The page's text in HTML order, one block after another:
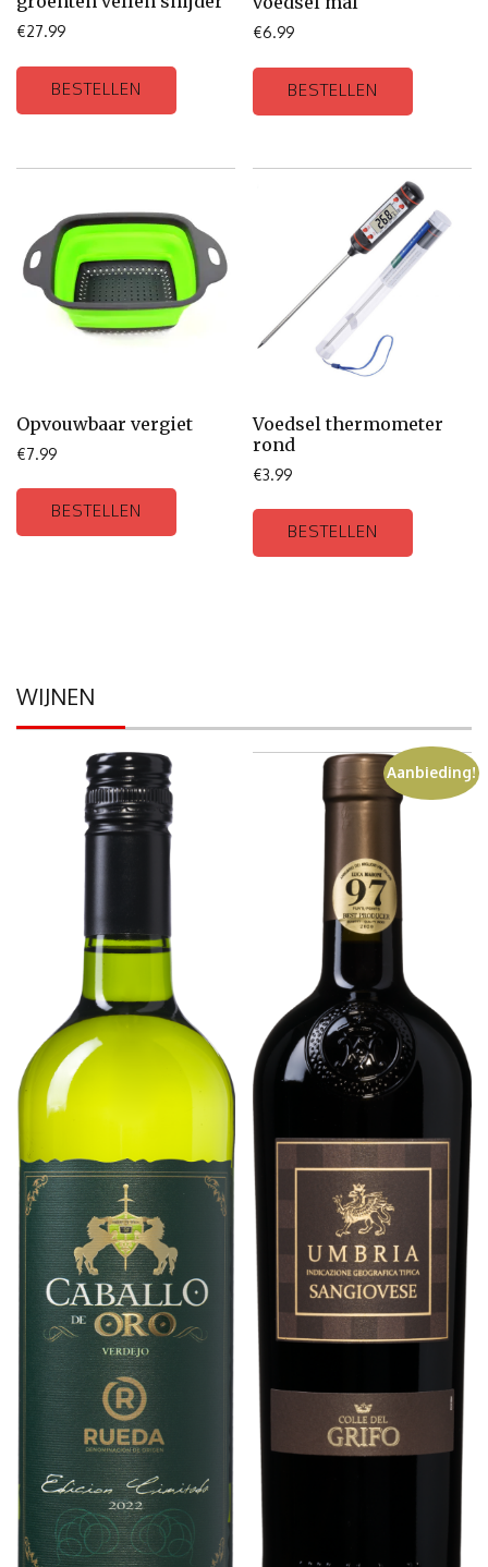
€27.99
BESTELLEN
€6.99
BESTELLEN
Opvouwbaar vergiet
€7.99
BESTELLEN
Voedsel thermometer
rond
€3.99
BESTELLEN
WIJNEN
Aanbieding!